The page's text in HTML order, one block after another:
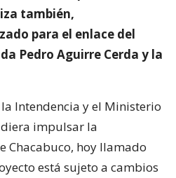
también,
para el enlace del
Pedro Aguirre Cerda y la
Intendencia y el Ministerio
impulsar la
Chacabuco, hoy llamado
está sujeto a cambios